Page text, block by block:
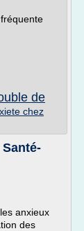
de
chez
anxieux
des